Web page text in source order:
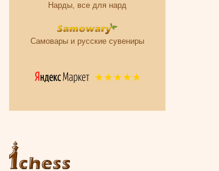
Нарды, все для нард
Самовары и русские сувениры